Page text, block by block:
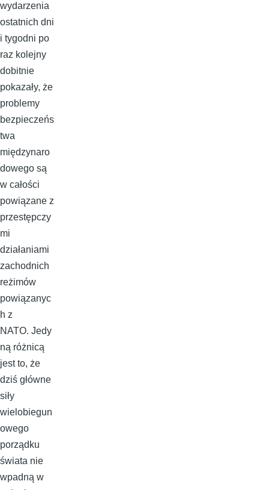
wydarzenia
ostatnich dni
i tygodni po
raz kolejny
dobitnie
pokazały, że
problemy
bezpieczeńs
twa
międzynaro
dowego są
w całości
powiązane z
przestępczy
mi
działaniami
zachodnich
reżimów
powiązanyc
h z
NATO. Jedy
ną różnicą
jest to, że
dziś główne
siły
wielobiegun
owego
porządku
świata nie
wpadną w